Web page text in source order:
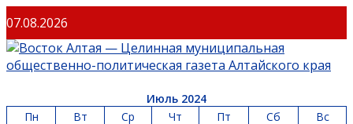
Перейти
к
содержимому
07.08.2026
Июль 2024
Пн
Вт Ср Чт Пт Сб
Вс